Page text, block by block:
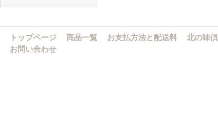
トップページ 商品一覧 お支払方法と配送料
北の味
お問い合わせ